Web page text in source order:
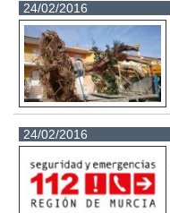
24/02/2016
24/02/2016